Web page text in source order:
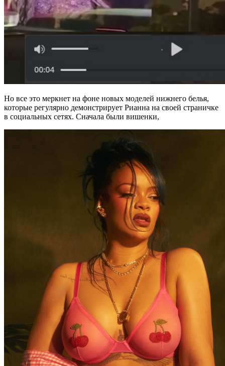
Но все это меркнет на фоне новых моделей нижнего белья,
которые регулярно демонстрирует Рианна на своей страничке
в социальных сетях. Сначала были вишенки,